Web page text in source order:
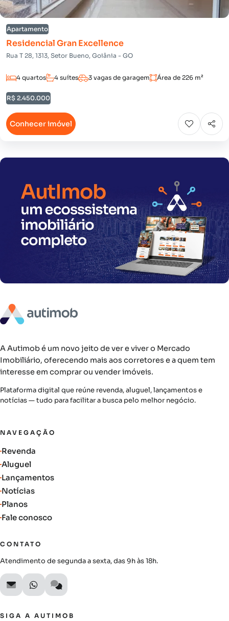
Apartamento
Residencial Gran Excellence
Rua T 28, 1313, Setor Bueno, Goiânia - GO
4 quartos 4 suítes 3 vagas de garagem Área de 226 m²
R$ 2.450.000
Conhecer imóvel
A Autimob é um novo jeito de ver e viver o Mercado
Imobiliário, oferecendo mais aos corretores e a quem tem
interesse em comprar ou vender imóveis.
Plataforma digital que reúne revenda, aluguel, lançamentos e
notícias — tudo para facilitar a busca pelo melhor negócio.
NAVEGAÇÃO
Revenda
Aluguel
Lançamentos
Notícias
Planos
Fale conosco
CONTATO
Atendimento de segunda a sexta, das 9h às 18h.
SIGA A AUTIMOB